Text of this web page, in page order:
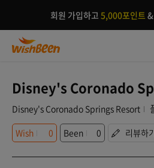
회원 가입하고 5,000포인트 &
Disney's Coronado
Disney's Coronado Springs Resort
Wish
0 Been 0 리뷰하